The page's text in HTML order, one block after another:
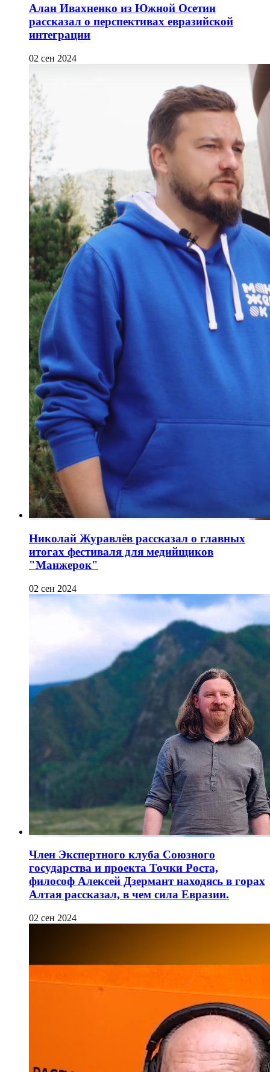
Алан Ивахненко из Южной Осетии
рассказал о перспективах евразийской
интеграции
02 сен 2024
Николай Журавлёв рассказал о главных
итогах фестиваля для медийщиков
"Манжерок"
02 сен 2024
Член Экспертного клуба Союзного
государства и проекта Точки Роста,
философ Алексей Дзермант находясь в горах
Алтая рассказал, в чем сила Евразии.
02 сен 2024